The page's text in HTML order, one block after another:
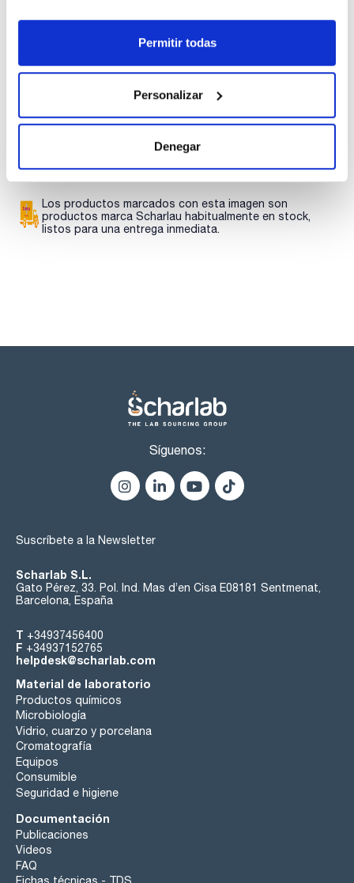
Permitir todas
Personalizar
Denegar
Documentación técnica
TDS / Ficha técnica
COA
Regístrate para
descargas
SDS/ Hoja de seguridad
Los productos marcados con esta imagen son
productos marca Scharlau habitualmente en stock,
listos para una entrega inmediata.
Síguenos:
Suscríbete a la Newsletter
Scharlab S.L.
Gato Pérez, 33. Pol. Ind. Mas d’en Cisa E08181 Sentmenat,
Barcelona, España
T +34937456400
F +34937152765
helpdesk@scharlab.com
Material de laboratorio
Productos químicos
Microbiología
Vidrio, cuarzo y porcelana
Cromatografía
Equipos
Consumible
Seguridad e higiene
Documentación
Publicaciones
Videos
FAQ